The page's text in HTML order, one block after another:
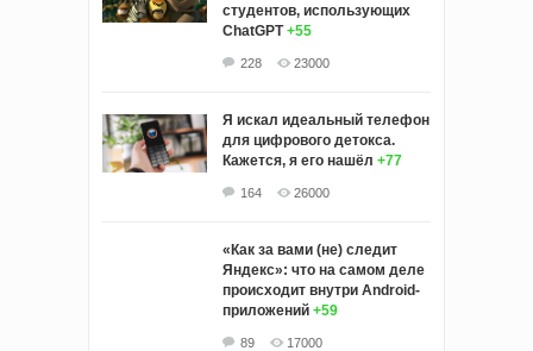
студентов, использующих
ChatGPT +55
228 23000
Я искал идеальный телефон
для цифрового детокса.
Кажется, я его нашёл +77
164 26000
«Как за вами (не) следит
Яндекс»: что на самом деле
происходит внутри Android-
приложений +59
89 17000